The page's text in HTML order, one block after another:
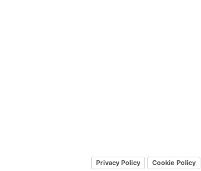
Privacy Policy Cookie Policy